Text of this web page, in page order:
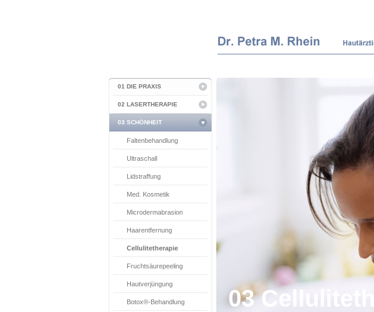
03
01 DIE PRAXIS
02 LASERTHERAPIE
03 SCHÖNHEIT
Faltenbehandlung
Ultraschall
Lidstraffung
Med. Kosmetik
Microdermabrasion
Haarentfernung
Cellulitetherapie
Fruchtsäurepeeling
Hautverjüngung
Botox®-Behandlung